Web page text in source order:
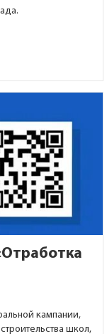
кампании,
школ,